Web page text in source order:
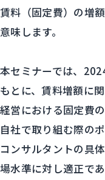
賃料（固定費）の増
意味します。
本セミナーでは、
もとに、賃料増額に
経営における固定費
自社で取り組む際の
コンサルタントの具
場水準に対し適正で